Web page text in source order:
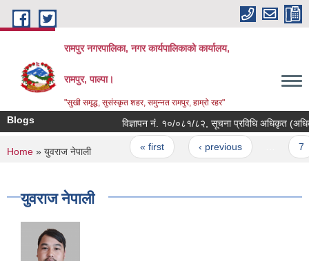
Skip to main content
रामपुर नगरपालिका, नगर कार्यपालिकाको कार्यालय,
रामपुर, पाल्पा।
"सुखी समृद्ध, सुसंस्कृत शहर, समुन्नत रामपुर, हाम्रो रहर"
Blogs विज्ञापन नं. १०/०८१/८२, सूचना प्रविधि अधिकृत
Pages
« first ‹ previous
You are here
Home » युवराज नेपाली
युवराज नेपाली